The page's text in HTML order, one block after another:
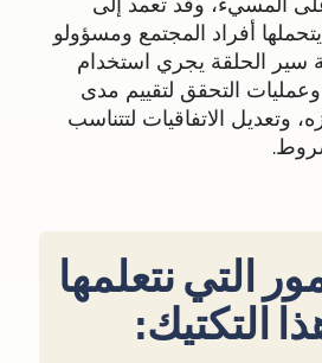
أفراد المجتمع ومسؤولو
سير الحلقة يجري استخدام
التحقق لتقييم مدى
وتعديل الاتفاقيات لتتناسب
التي نتعلمها
التكتيك: